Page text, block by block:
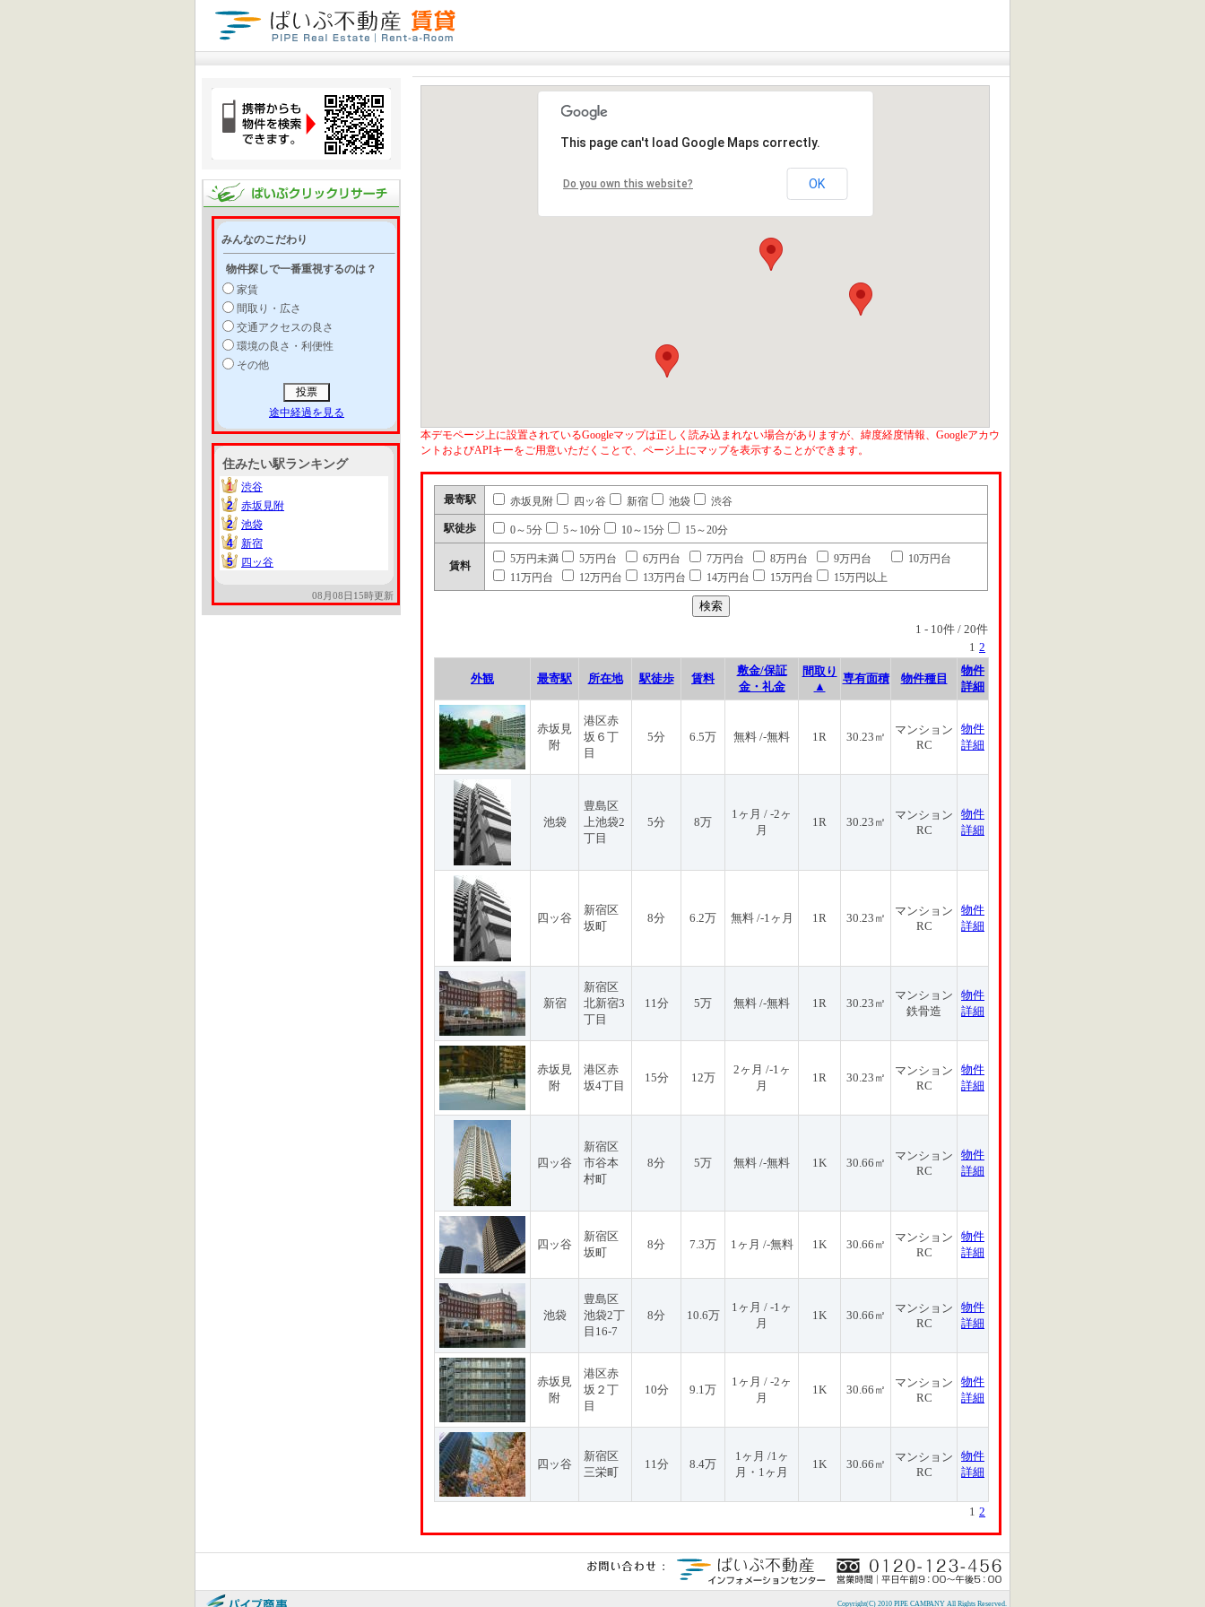
みんなのこだわり
物件探しで一番重視するのは？
家賃
間取り・広さ
交通アクセスの良さ
環境の良さ・利便性
その他
途中経過を見る
住みたい駅ランキング
1
1
渋谷
2
2
赤坂見附
2
2
池袋
4
4
新宿
5
5 四ッ谷
08月08日15時更新
This page can't load Google Maps correctly.
Do you own this website? OK
本デモページ上に設置されているGoogleマップは正しく読み込まれない場合がありますが、緯度経度情報、Googleアカウ
ントおよびAPIキーをご用意いただくことで、ページ上にマップを表示することができます。
最寄駅 赤坂見附 四ッ谷 新宿 池袋 渋谷
駅徒歩 0～5分 5～10分 10～15分 15～20分
賃料
5万円未満 5万円台 6万円台 7万円台 8万円台 9万円台
10万円台
11万円台
12万円台 13万円台 14万円台 15万円台 15万円以上
1 - 10件 / 20件
1 2
外観 最寄駅 所在地 駅徒歩 賃料
敷金/保証
金・礼金
間取り
▲
専有面積 物件種目
物件
詳細
赤坂見
附
港区赤
坂６丁
目
5分 6.5万 無料 /-無料 1R 30.23㎡
マンション
RC
物件
詳細
池袋
豊島区
上池袋2
丁目
5分 8万
1ヶ月 / -2ヶ
月
1R 30.23㎡
マンション
RC
物件
詳細
四ッ谷
新宿区
坂町
8分 6.2万 無料 /-1ヶ月 1R 30.23㎡
マンション
RC
物件
詳細
新宿
新宿区
北新宿3
丁目
11分 5万 無料 /-無料 1R 30.23㎡
マンション
鉄骨造
物件
詳細
赤坂見
附
港区赤
坂4丁目
15分 12万
2ヶ月 /-1ヶ
月
1R 30.23㎡
マンション
RC
物件
詳細
四ッ谷
新宿区
市谷本
村町
8分 5万 無料 /-無料 1K 30.66㎡
マンション
RC
物件
詳細
四ッ谷
新宿区
坂町
8分 7.3万 1ヶ月 /-無料 1K 30.66㎡
マンション
RC
物件
詳細
池袋
豊島区
池袋2丁
目16-7
8分 10.6万
1ヶ月 / -1ヶ
月
1K 30.66㎡
マンション
RC
物件
詳細
赤坂見
附
港区赤
坂２丁
目
10分 9.1万
1ヶ月 / -2ヶ
月
1K 30.66㎡
マンション
RC
物件
詳細
四ッ谷
新宿区
三栄町
11分 8.4万
1ヶ月 /1ヶ
月・1ヶ月
1K 30.66㎡
マンション
RC
物件
詳細
1 2
Copyright(C) 2010 PIPE CAMPANY All Rights Reserved.